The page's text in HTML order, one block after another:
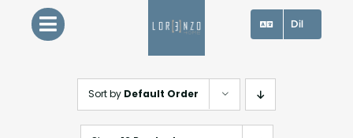
Dil
Sort by Default Order